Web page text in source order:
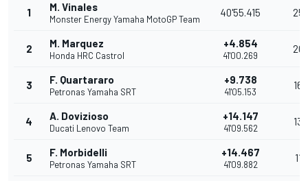
1 M. Vinales
Monster Energy Yamaha MotoGP Team
40'55.415 25
2 M. Marquez
Honda HRC Castrol
+4.854
41'00.269
20
3 F. Quartararo
Petronas Yamaha SRT
+9.738
41'05.153
16
4 A. Dovizioso
Ducati Lenovo Team
+14.147
41'09.562
13
5 F. Morbidelli
Petronas Yamaha SRT
+14.467
41'09.882
11